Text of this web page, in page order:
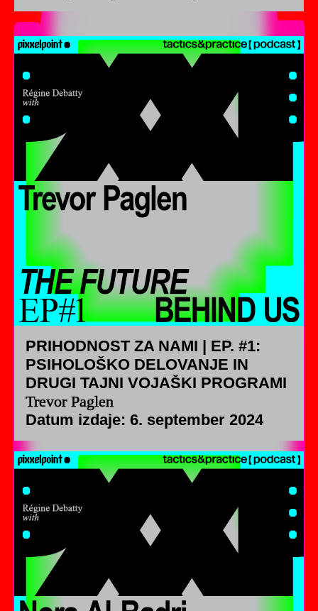
PRIHODNOST ZA NAMI | EP. #1:
PSIHOLOŠKO DELOVANJE IN
DRUGI TAJNI VOJAŠKI PROGRAMI
Trevor Paglen
Datum izdaje: 6. september 2024